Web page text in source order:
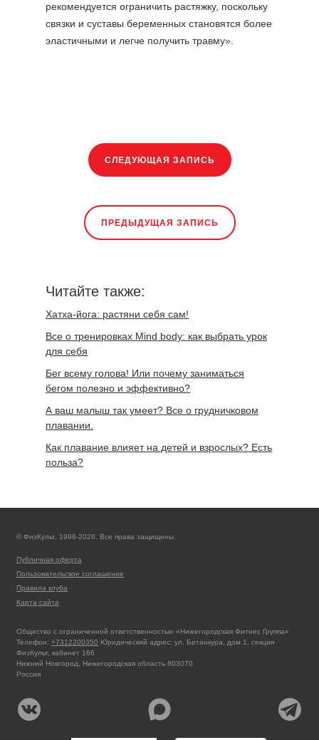
рекомендуется ограничить растяжку, поскольку
связки и суставы беременных становятся более
эластичными и легче получить травму».
СЛЕДУЮЩАЯ ЗАПИСЬ
ПРЕДЫДУЩАЯ ЗАПИСЬ
Читайте также:
Хатха-йога: растяни себя сам!
Все о тренировках Mind body: как выбрать урок
для себя
Бег всему голова! Или почему заниматься
бегом полезно и эффективно?
А ваш малыш так умеет? Все о грудничковом
плавании.
Как плавание влияет на детей и взрослых? Есть
польза?
© ФизКульт, 1996-2026. Все права защищены.
Публичная оферта
Пользовательское соглашение
Правила клуба
Карта сайта
Общество с ограниченной ответственностью «Нижегородская Фитнес Группа»
Телефон: +7312200350 Юридический адрес: ул. Бетанкура, дом 1, секция
ФизКульт, кабинет 166
Нижний Новгород, Нижегородская область 603070
Россия